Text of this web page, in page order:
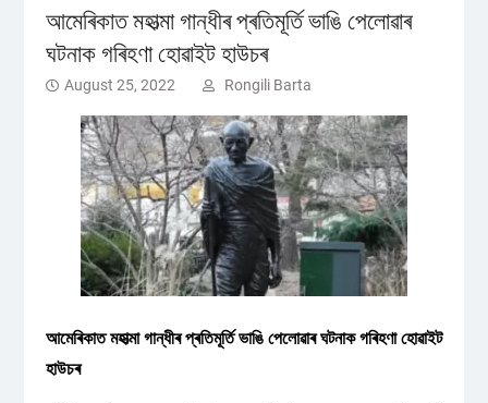
আমেৰিকাত মহাত্মা গান্ধীৰ প্ৰতিমূৰ্তি ভাঙি পেলোৱাৰ
ঘটনাক গৰিহণা হোৱাইট হাউচৰ
August 25, 2022 Rongili Barta
আমেৰিকাত মহাত্মা গান্ধীৰ প্ৰতিমূৰ্তি ভাঙি পেলোৱাৰ ঘটনাক গৰিহণা হোৱাইট
হাউচৰ